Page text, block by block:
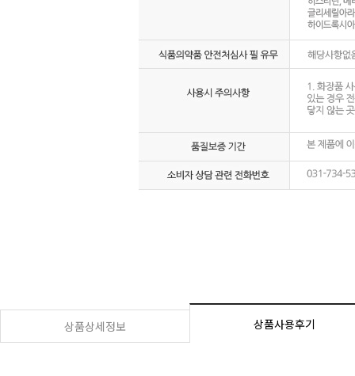
상품상세정보 상품사용후기